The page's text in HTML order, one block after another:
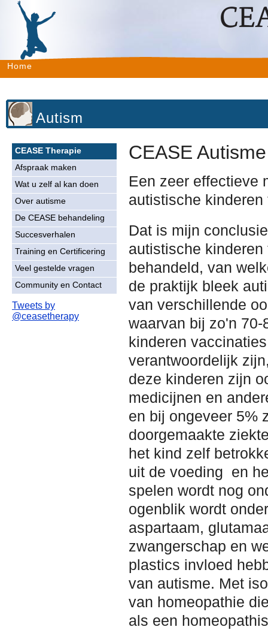
Home
Autism
CEASE Therapie
Afspraak maken
Wat u zelf al kan doen
Over autisme
De CEASE behandeling
Succesverhalen
Training en Certificering
Veel gestelde vragen
Community en Contact
Tweets by
@ceasetherapy
CEASE Autisme
Een zeer effectieve
autistische
Dat is mijn
autistische kinderen
behandeld, van
de praktijk bleek
van verschillende
waarvan bij zo'n 70-
kinderen
verantwoordelijk
deze kinderen zijn
medicijnen en
en bij ongeveer 5%
doorgemaakte
het kind zelf
uit de voeding en
spelen wordt nog
ogenblik wordt
aspartaam,
zwangerschap en
plastics invloed
van autisme. Met
van homeopathie
als een